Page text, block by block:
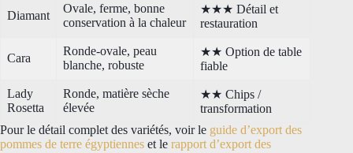
Diamant
Ovale, ferme, bonne
conservation à la chaleur
★★★ Détail et
restauration
Cara
Ronde-ovale, peau
blanche, robuste
★★ Option de table
fiable
Lady
Rosetta
Ronde, matière sèche
élevée
★★ Chips /
transformation
Pour le détail complet des variétés, voir le guide d’export des
pommes de terre égyptiennes et le rapport d’export des